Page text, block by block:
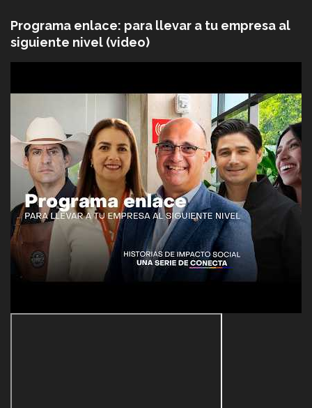
Programa enlace: para llevar a tu empresa al
siguiente nivel (video)